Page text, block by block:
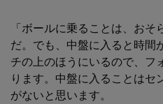
「ボールに乗ることは、お
だ。でも、中盤に入ると時間
チの上のほうにいるので、フ
ります。中盤に入ることはセ
がないと思います。